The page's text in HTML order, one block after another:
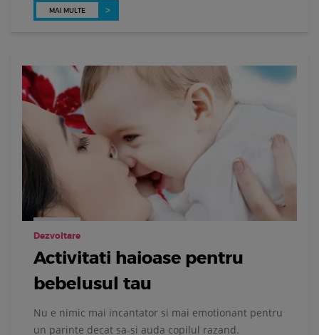
MAI MULTE
Dezvoltare
Activitati haioase pentru
bebelusul tau
Nu e nimic mai incantator si mai emotionant pentru
un parinte decat sa-si auda copilul razand.